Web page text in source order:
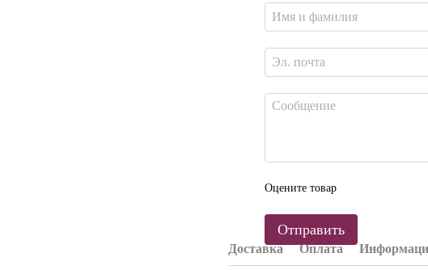
Оцените товар
Отправить
Доставка Оплата